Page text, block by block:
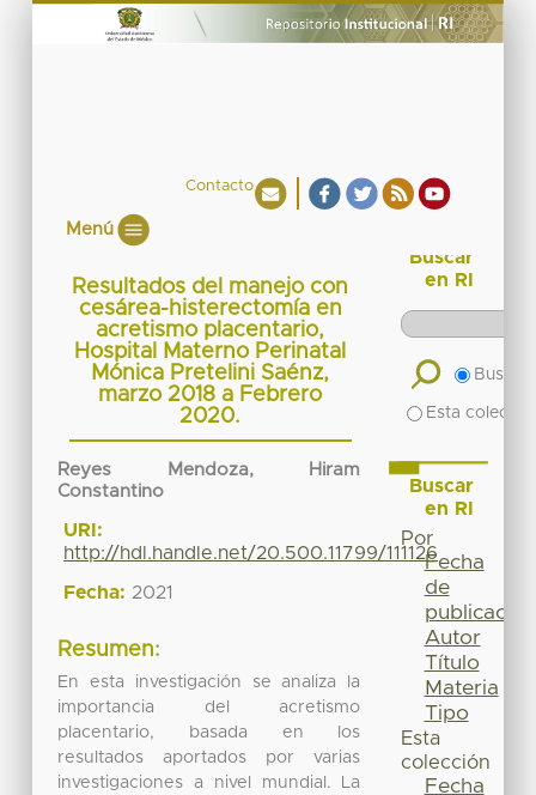
Contacto
Menú
Resultados del manejo con
cesárea-histerectomía en
acretismo placentario,
Hospital Materno Perinatal
Mónica Pretelini Saénz,
marzo 2018 a Febrero
2020.
Reyes Mendoza, Hiram
Constantino
URI:
http://hdl.handle.net/20.500.11799/111126
Fecha: 2021
Resumen:
En esta investigación se analiza la
importancia del acretismo
placentario, basada en los
resultados aportados por varias
investigaciones a nivel mundial. La
Buscar
en RI
Buscar
Esta
Buscar
en RI
Por
Fecha
de
publicación
Autor
Título
Materia
Tipo
Esta
colección
Fecha